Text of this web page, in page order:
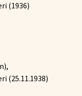
(1936)
(25.11.1938)